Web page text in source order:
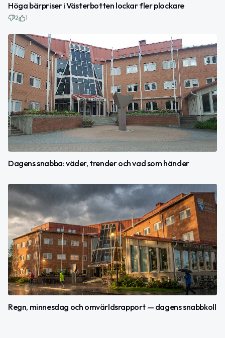
Höga bärpriser i Västerbotten lockar fler plockare
2 1
Dagens snabba: väder, trender och vad som händer
Regn, minnesdag och omvärldsrapport — dagens snabbkoll